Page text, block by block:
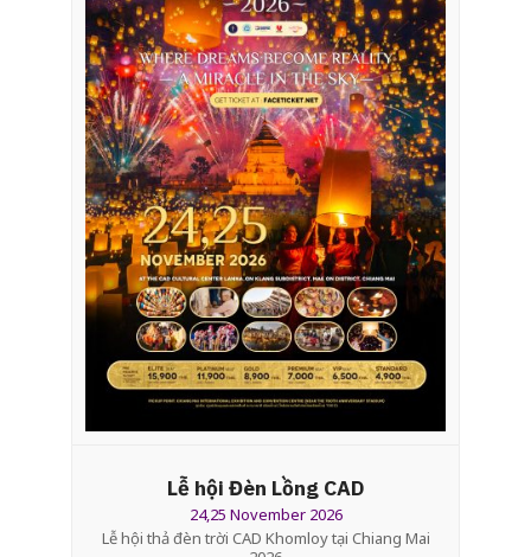
Lễ hội Đèn Lồng CAD
24,25 November 2026
Lễ hội thả đèn trời CAD Khomloy tại Chiang Mai